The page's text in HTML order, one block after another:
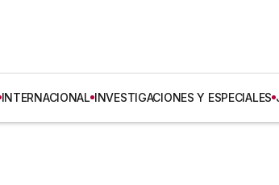
INTERNACIONAL INVESTIGACIONES Y ESPECIALES